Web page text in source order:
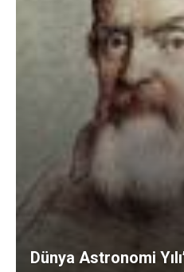
Dünya Astronomi